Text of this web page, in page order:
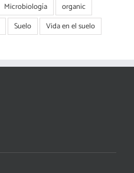
Microbiología
organic
Suelo Vida en el suelo